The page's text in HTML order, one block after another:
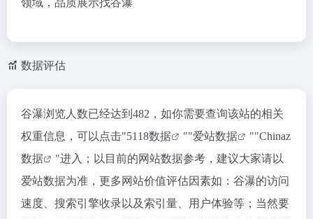
领域，品质展示找谷瀑
数据评估
谷瀑浏览人数已经达到482，如你需要查询该站的相关
权重信息，可以点击"5118数据 ""爱站数据 ""Chinaz
数据
"进入；以目前的网站数据参考，建议大家请以
爱站数据为准，更多网站价值评估因素如：谷瀑的访问
速度、搜索引擎收录以及索引量、用户体验等；当然要